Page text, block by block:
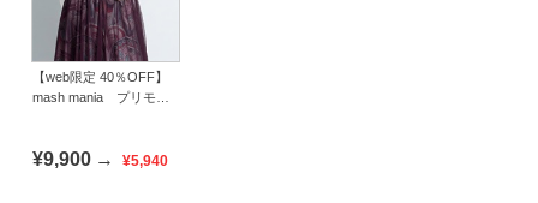
【web限定 40％OFF】
mash mania プリモー
¥9,900 → ¥5,940